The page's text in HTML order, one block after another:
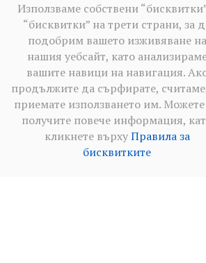
Използваме собствени
“бисквитки” на трети страни, за
подобрим вашето изживяване на
нашия уебсайт, като
вашите навици на навигация.
продължите да сърфирате,
приемате използването им.
получите повече информация,
кликнете върхуПравила за
бисквитките